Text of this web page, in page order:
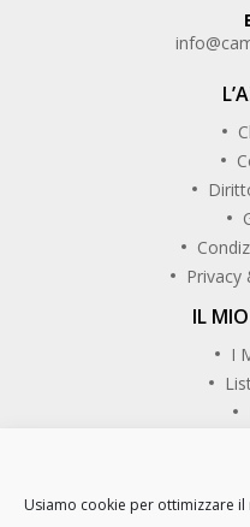
Usiamo cookie per ottimizzare
Privacy
IL
I